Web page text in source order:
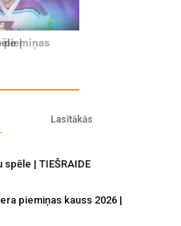
Lasītākās
| TIEŠRAIDE
piemiņas kauss 2026 |